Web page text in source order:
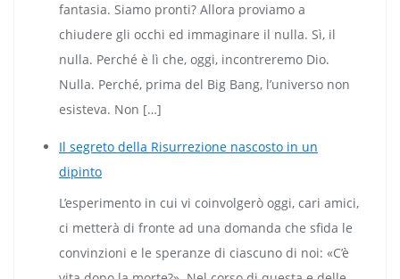
fantasia. Siamo pronti? Allora proviamo a
chiudere gli occhi ed immaginare il nulla. Sì, il
nulla. Perché è lì che, oggi, incontreremo Dio.
Nulla. Perché, prima del Big Bang, l’universo non
esisteva. Non […]
Il segreto della Risurrezione nascosto in un
dipinto
L’esperimento in cui vi coinvolgerò oggi, cari amici,
ci metterà di fronte ad una domanda che sfida le
convinzioni e le speranze di ciascuno di noi: «C’è